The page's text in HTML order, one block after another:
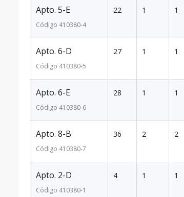
Apto. 5-E
Código 410380-4
22 1 1
Apto. 6-D
Código 410380-5
27 1 1
Apto. 6-E
Código 410380-6
28 1 1
Apto. 8-B
Código 410380-7
36 2 2
Apto. 2-D
Código 410380-1
4 1 1